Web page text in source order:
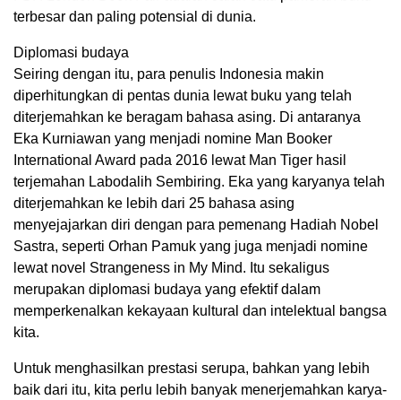
terbesar dan paling potensial di dunia.
Diplomasi budaya
Seiring dengan itu, para penulis Indonesia makin
diperhitungkan di pentas dunia lewat buku yang telah
diterjemahkan ke beragam bahasa asing. Di antaranya
Eka Kurniawan yang menjadi nomine Man Booker
International Award pada 2016 lewat Man Tiger hasil
terjemahan Labodalih Sembiring. Eka yang karyanya telah
diterjemahkan ke lebih dari 25 bahasa asing
menyejajarkan diri dengan para pemenang Hadiah Nobel
Sastra, seperti Orhan Pamuk yang juga menjadi nomine
lewat novel Strangeness in My Mind. Itu sekaligus
merupakan diplomasi budaya yang efektif dalam
memperkenalkan kekayaan kultural dan intelektual bangsa
kita.
Untuk menghasilkan prestasi serupa, bahkan yang lebih
baik dari itu, kita perlu lebih banyak menerjemahkan karya-